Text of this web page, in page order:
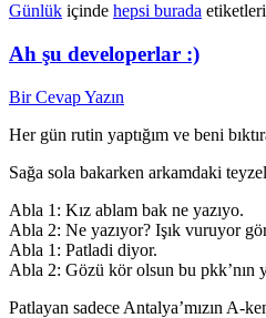
Günlük içinde hepsi burada
Ah şu developerlar :)
Bir Cevap Yazın
Her gün rutin yaptığım ve beni
Sağa sola bakarken arkamdaki
Abla 1: Kız ablam bak ne yazıyo.
Abla 2: Ne yazıyor? Işık vuruyor
Abla 1: Patladi diyor.
Abla 2: Gözü kör olsun bu pkk’nın
Patlayan sadece Antalya’mızın A-